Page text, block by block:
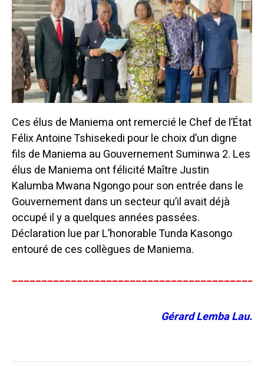
Ces élus de Maniema ont remercié le Chef de l’État
Félix Antoine Tshisekedi pour le choix d’un digne
fils de Maniema au Gouvernement Suminwa 2. Les
élus de Maniema ont félicité Maître Justin
Kalumba Mwana Ngongo pour son entrée dans le
Gouvernement dans un secteur qu’il avait déjà
occupé il y a quelques années passées.
Déclaration lue par L’honorable Tunda Kasongo
entouré de ces collègues de Maniema.
Gérard Lemba Lau.